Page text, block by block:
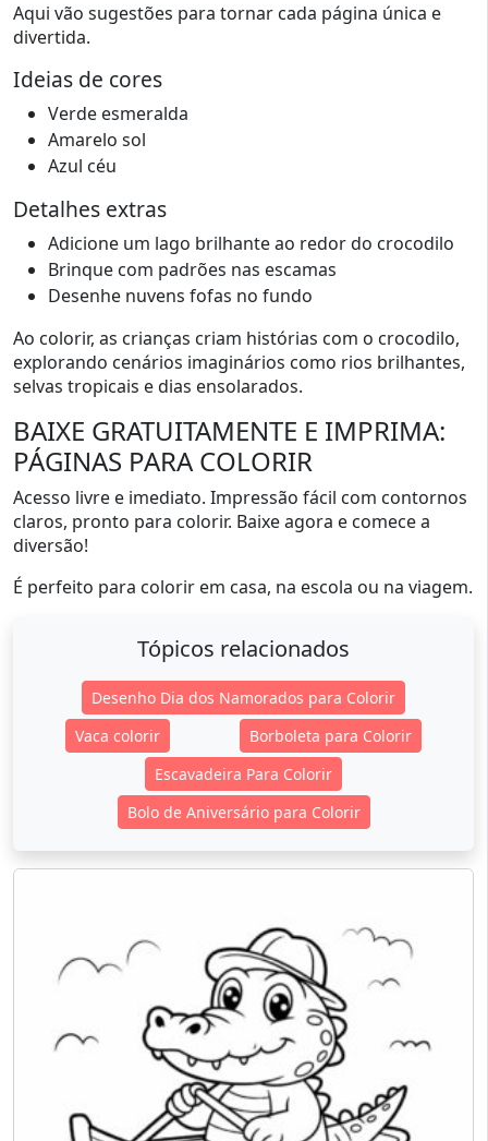
Aqui vão sugestões para tornar cada página única e
divertida.
Ideias de cores
Verde esmeralda
Amarelo sol
Azul céu
Detalhes extras
Adicione um lago brilhante ao redor do crocodilo
Brinque com padrões nas escamas
Desenhe nuvens fofas no fundo
Ao colorir, as crianças criam histórias com o crocodilo,
explorando cenários imaginários como rios brilhantes,
selvas tropicais e dias ensolarados.
BAIXE GRATUITAMENTE E IMPRIMA:
PÁGINAS PARA COLORIR
Acesso livre e imediato. Impressão fácil com contornos
claros, pronto para colorir. Baixe agora e comece a
diversão!
É perfeito para colorir em casa, na escola ou na viagem.
Tópicos relacionados
Desenho Dia dos Namorados para Colorir
Vaca colorir
Borboleta para Colorir
Escavadeira Para Colorir
Bolo de Aniversário para Colorir